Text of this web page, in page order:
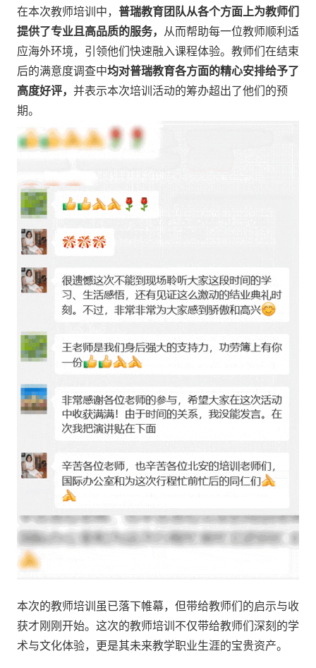
在本次教师培训中， 普瑞教育团队从各个方面上为教师们
提供了专业且高品质的服务，
从而帮助每一位教师顺利适
应海外环境，引领他们快速融入课程体验。教师们在结束
后的满意度调查中均对普瑞教育各方面的精心安排给予了
高度好评， 并表示本次培训活动的筹办超出了他们的预
期。
本次的教师培训虽已落下帷幕，但带给教师们的启示与收
获才刚刚开始。这次的教师培训不仅带给教师们深刻的学
术与文化体验，更是其未来教学职业生涯的宝贵资产。